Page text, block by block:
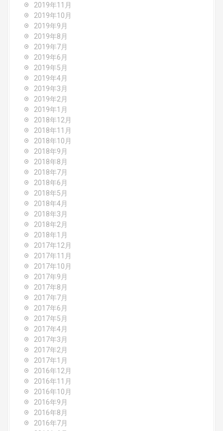
2019年11月
2019年10月
2019年9月
2019年8月
2019年7月
2019年6月
2019年5月
2019年4月
2019年3月
2019年2月
2019年1月
2018年12月
2018年11月
2018年10月
2018年9月
2018年8月
2018年7月
2018年6月
2018年5月
2018年4月
2018年3月
2018年2月
2018年1月
2017年12月
2017年11月
2017年10月
2017年9月
2017年8月
2017年7月
2017年6月
2017年5月
2017年4月
2017年3月
2017年2月
2017年1月
2016年12月
2016年11月
2016年10月
2016年9月
2016年8月
2016年7月